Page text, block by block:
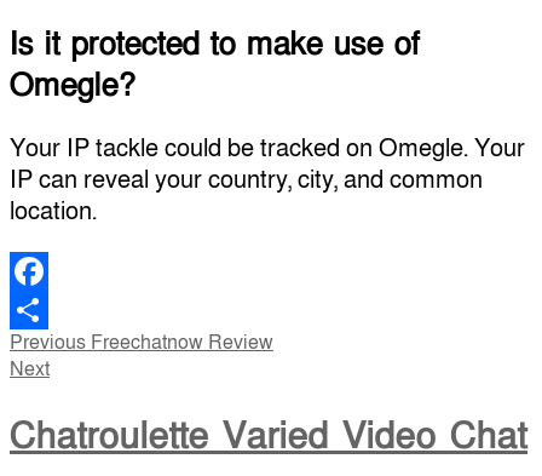
Is it protected to make use of
Omegle?
Your IP tackle could be tracked on Omegle. Your
IP can reveal your country, city, and common
location.
Facebook
Share
Post
navigation
Previous Previous
Freechatnow Review
NextNext
Chatroulette Varied Video Chat